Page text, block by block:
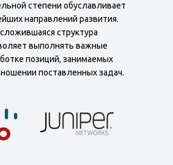
степени обуславливает
направлений развития.
структура
выполнять важные
позиций, занимаемых
поставленных задач.